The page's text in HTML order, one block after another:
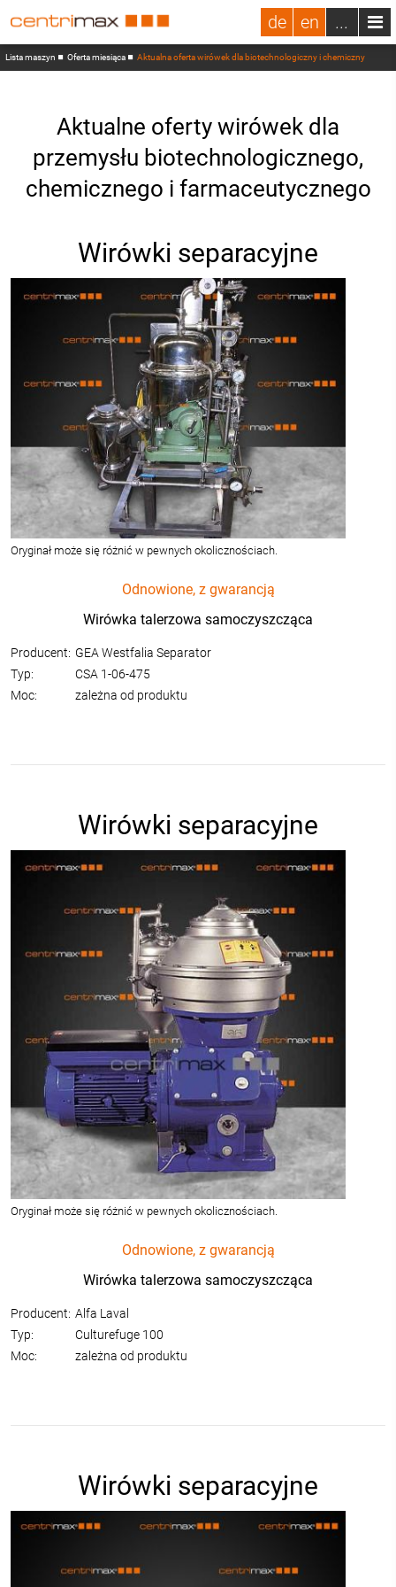
de en ...
Lista maszyn Oferta miesiąca Aktualna oferta wirówek dla biotechnologiczny i chemiczny
Aktualne oferty wirówek dla
przemysłu biotechnologicznego,
chemicznego i farmaceutycznego
Wirówki separacyjne
Oryginał może się różnić w pewnych okolicznościach.
Odnowione, z gwarancją
Wirówka talerzowa samoczyszcząca
Producent: GEA Westfalia Separator
Typ:
CSA 1-06-475
Moc:
zależna od produktu
Wirówki separacyjne
Oryginał może się różnić w pewnych okolicznościach.
Odnowione, z gwarancją
Wirówka talerzowa samoczyszcząca
Producent: Alfa Laval
Typ:
Culturefuge 100
Moc:
zależna od produktu
Wirówki separacyjne